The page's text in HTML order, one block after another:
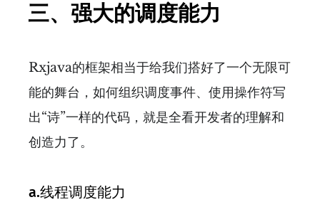
三、强大的调度能力
Rxjava的框架相当于给我们搭好了一个无限可
能的舞台，如何组织调度事件、使用操作符写
出“诗”一样的代码，就是全看开发者的理解和
创造力了。
a.线程调度能力